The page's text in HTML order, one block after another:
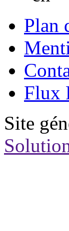
Plan
Flux
Site